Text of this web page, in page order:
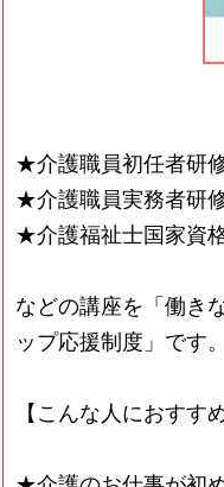
★介護職員初任者研
★介護職員実務者研
★介護福祉士国家資
などの講座を「働き
ップ応援制度」です。
【こんな人におすす